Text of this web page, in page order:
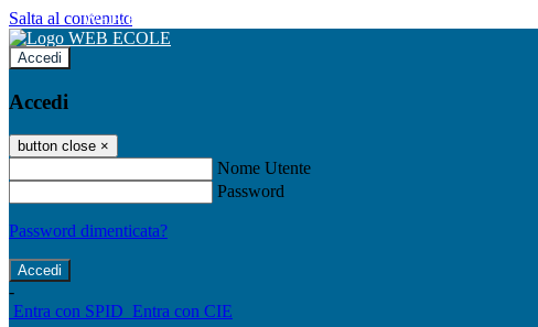
Salta al contenuto
WEB ECOLE
Accedi
Accedi
button close ×
Nome Utente
Password
Password dimenticata?
-
Entra con SPID Entra con CIE